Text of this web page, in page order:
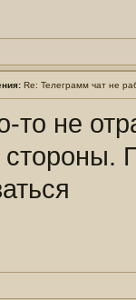
Re: Телеграмм чат не
то не